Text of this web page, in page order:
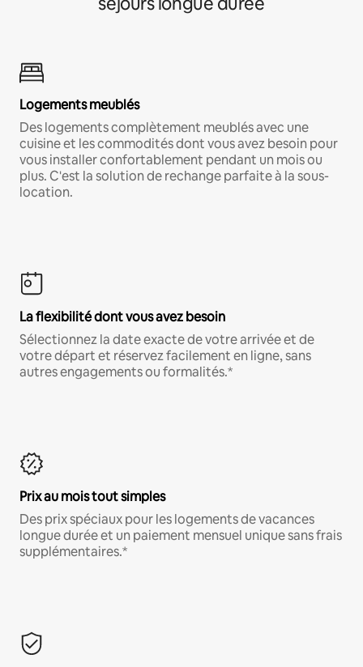
Logements meublés
Des logements complètement meublés avec une
cuisine et les commodités dont vous avez besoin pour
vous installer confortablement pendant un mois ou
plus. C'est la solution de rechange parfaite à la sous-
location.
La flexibilité dont vous avez besoin
Sélectionnez la date exacte de votre arrivée et de
votre départ et réservez facilement en ligne, sans
autres engagements ou formalités.*
Prix au mois tout simples
Des prix spéciaux pour les logements de vacances
longue durée et un paiement mensuel unique sans frais
supplémentaires.*